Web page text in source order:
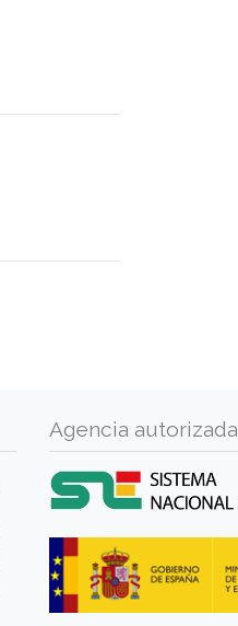
Agencia autorizada